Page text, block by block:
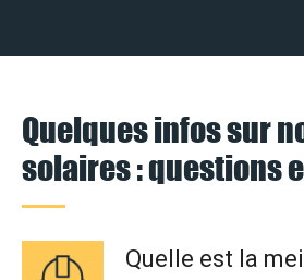
Quelques infos sur
solaires : questions
Quelle est la